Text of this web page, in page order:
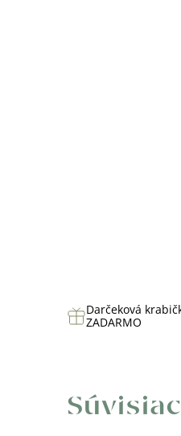
Darčeková
ZADARMO